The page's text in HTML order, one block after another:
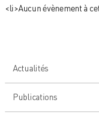
<li>Aucun évènement à
Actualités
Publications